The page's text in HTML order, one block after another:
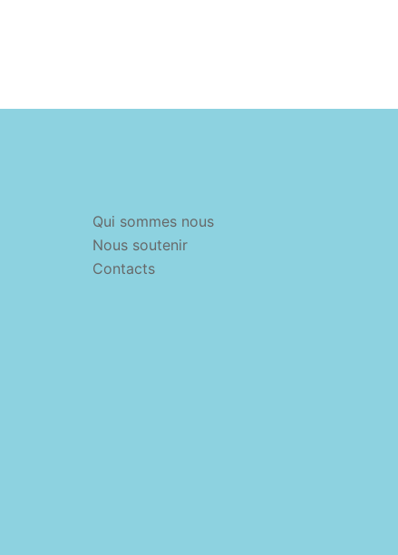
Qui sommes nous
Nous soutenir
Contacts